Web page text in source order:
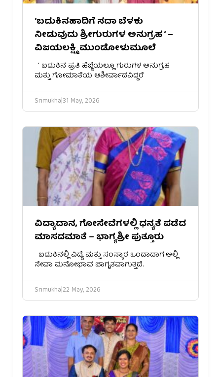
‘ಬದುಕಿನಹಾದಿಗೆ ಸದಾ ಬೆಳಕು
ನೀಡುವುದು ಶ್ರೀಗುರುಗಳ ಅನುಗ್ರಹ ‘ –
ವಿಜಯಲಕ್ಷ್ಮಿ ಮುಂಡೋಳುಮೂಲೆ
‘ ​ಬದುಕಿನ ಪ್ರತಿ ಹೆಜ್ಜೆಯಲ್ಲೂ ಗುರುಗಳ ಅನುಗ್ರಹ
ಮತ್ತು ಗೋಮಾತೆಯ ಆಶೀರ್ವಾದವಿದ್ದರೆ
Srimukha|31 May, 2026
ವಿದ್ಯಾದಾನ, ಗೋಸೇವೆಗಳಲ್ಲಿ ಧನ್ಯತೆ ಪಡೆದ
ಮಾಸದಮಾತೆ – ಭಾಗ್ಯಶ್ರೀ ಪುತ್ತೂರು
​ಬದುಕಿನಲ್ಲಿ ವಿದ್ಯೆ ಮತ್ತು ಸಂಸ್ಕಾರ ಒಂದಾದಾಗ ಅಲ್ಲಿ
ಸೇವಾ ಮನೋಭಾವ ಜಾಗೃತವಾಗುತ್ತದೆ.
Srimukha|22 May, 2026